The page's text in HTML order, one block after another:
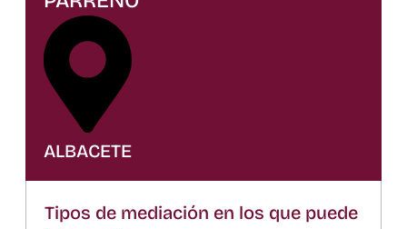
ALBACETE
Tipos de mediación en los que puede